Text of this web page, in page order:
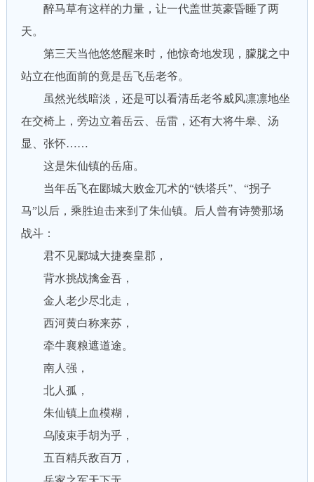
醉马草有这样的力量，让一代盖世英豪昏睡了两
天。
第三天当他悠悠醒来时，他惊奇地发现，朦胧之中
站立在他面前的竟是岳飞岳老爷。
虽然光线暗淡，还是可以看清岳老爷威风凛凛地坐
在交椅上，旁边立着岳云、岳雷，还有大将牛皋、汤
显、张怀……
这是朱仙镇的岳庙。
当年岳飞在郾城大败金兀术的“铁塔兵”、“拐子
马”以后，乘胜迫击来到了朱仙镇。后人曾有诗赞那场
战斗：
君不见郾城大捷奏皇郡，
背水挑战擒金吾，
金人老少尽北走，
西河黄白称来苏，
牵牛襄粮遮道途。
南人强，
北人孤，
朱仙镇上血模糊，
乌陵束手胡为乎，
五百精兵敌百万，